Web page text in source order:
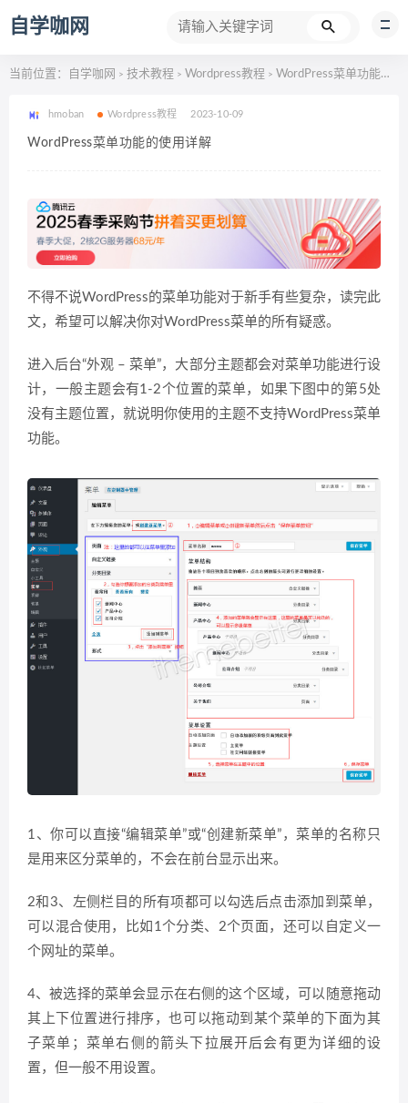
自学咖网
当前位置： 自学咖网 > 技术教程 > Wordpress教程 > WordPress菜单功能的使用详解
hmoban Wordpress教程 2023-10-09
WordPress菜单功能的使用详解
不得不说WordPress的菜单功能对于新手有些复杂，读完此
文，希望可以解决你对WordPress菜单的所有疑惑。
进入后台“外观 – 菜单”，大部分主题都会对菜单功能进行设
计，一般主题会有1-2个位置的菜单，如果下图中的第5处
没有主题位置，就说明你使用的主题不支持WordPress菜单
功能。
1、你可以直接“编辑菜单”或“创建新菜单”，菜单的名称只
是用来区分菜单的，不会在前台显示出来。
2和3、左侧栏目的所有项都可以勾选后点击添加到菜单，
可以混合使用，比如1个分类、2个页面，还可以自定义一
个网址的菜单。
4、被选择的菜单会显示在右侧的这个区域，可以随意拖动
其上下位置进行排序，也可以拖动到某个菜单的下面为其
子菜单；菜单右侧的箭头下拉展开后会有更为详细的设
置，但一般不用设置。